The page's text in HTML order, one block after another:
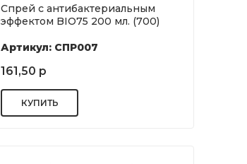
Спрей с антибактериальным
эффектом BIO75 200 мл. (700)
Артикул: СПР007
161,50 р